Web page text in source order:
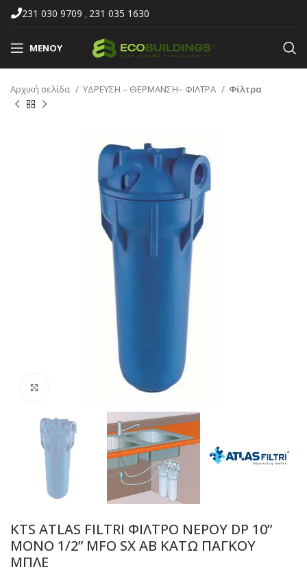
231 030 9709 , 231 035 1630
ΜΕΝΟΎ
Αρχική σελίδα ΥΔΡΕΥΣΗ – ΘΕΡΜΑΝΣΗ– ΦΙΛΤΡΑ Φίλτρα
KTS ATLAS FILTRI ΦΙΛΤΡΟ ΝΕΡΟΥ DP 10”
ΜΟΝΟ 1/2” MFO SX AB ΚΑΤΩ ΠΑΓΚΟΥ
ΜΠΛΕ